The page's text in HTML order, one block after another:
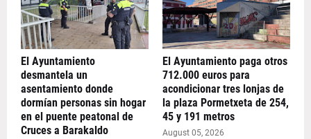
El Ayuntamiento
desmantela un
asentamiento donde
dormían personas sin hogar
en el puente peatonal de
Cruces a Barakaldo
El Ayuntamiento paga otros
712.000 euros para
acondicionar tres lonjas de
la plaza Pormetxeta de 254,
45 y 191 metros
August 05, 2026